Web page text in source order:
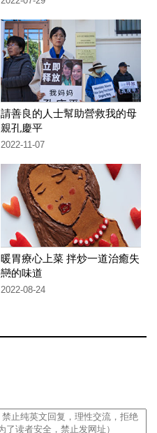
請善良的人士幫助營救我的母
親孔慶平
2022-11-07
暖胃療心上菜 拌炒一道治癒失
戀的味道
2022-08-24